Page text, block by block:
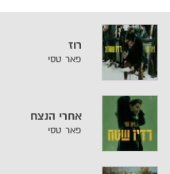
רוז
פאר טסי
אחרי הנצח
פאר טסי